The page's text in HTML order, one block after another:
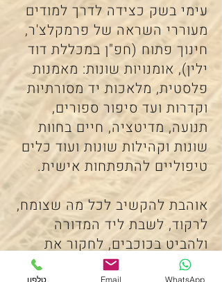
עימי בשק כצידה לדרך למודים
מעוררי השראה של פרמקלצ'ר,
חינוך פתוח (חפ"ן במכללת דוד
ילין), אומנויות שונות: מאמנות
פלסטית, מלאכות יד מסורתיות
וקדרות ועד סיפור ספורים,
תנועה, מדיטציה, חיים בחוות
שונות וקהילות שונות ועוד כלים
טיפוליים להתפתחות אישית.
אוהבת להקשיב לכל מה שצומח,
לרקוד, לשבת ליד המדורה
ולהביט בכוכבים, לחקור את
החיים, ללמוד ולאהוב. מבקשת
טלפון Email WhatsApp